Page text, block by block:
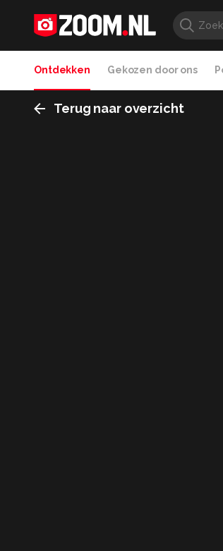
Ontdekken Gekozen door ons
Terug naar overzicht